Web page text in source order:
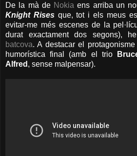
De la mà de Nokia ens arriba un
Knight Risesque, tot i els meus
evitar-me més escenes de la
durat exactament dos segons),
batcova. A destacar el protagonisme
humorística final (amb el trio
Alfred , sense malpensar).